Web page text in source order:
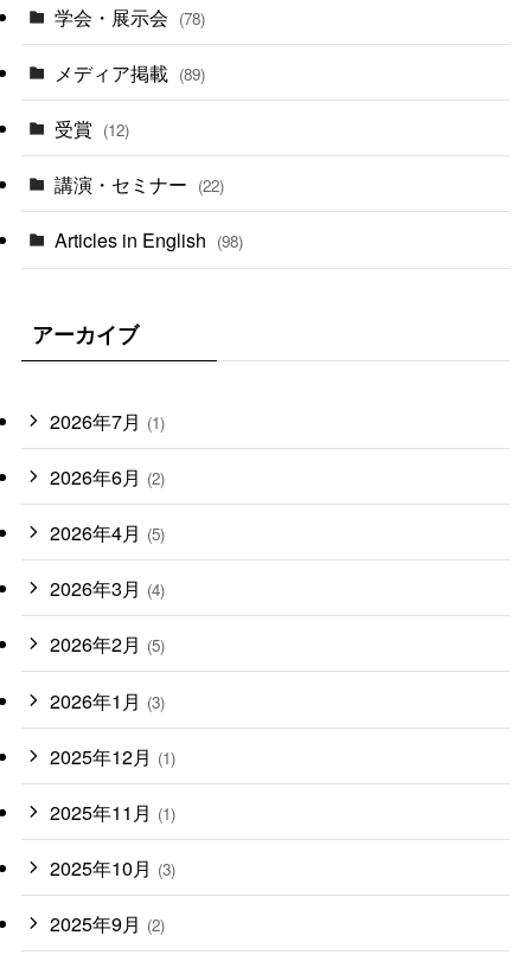
学会・展示会 (78)
メディア掲載 (89)
受賞 (12)
講演・セミナー (22)
Articles in English (98)
アーカイブ
2026年7月 (1)
2026年6月 (2)
2026年4月 (5)
2026年3月 (4)
2026年2月 (5)
2026年1月 (3)
2025年12月 (1)
2025年11月 (1)
2025年10月 (3)
2025年9月 (2)